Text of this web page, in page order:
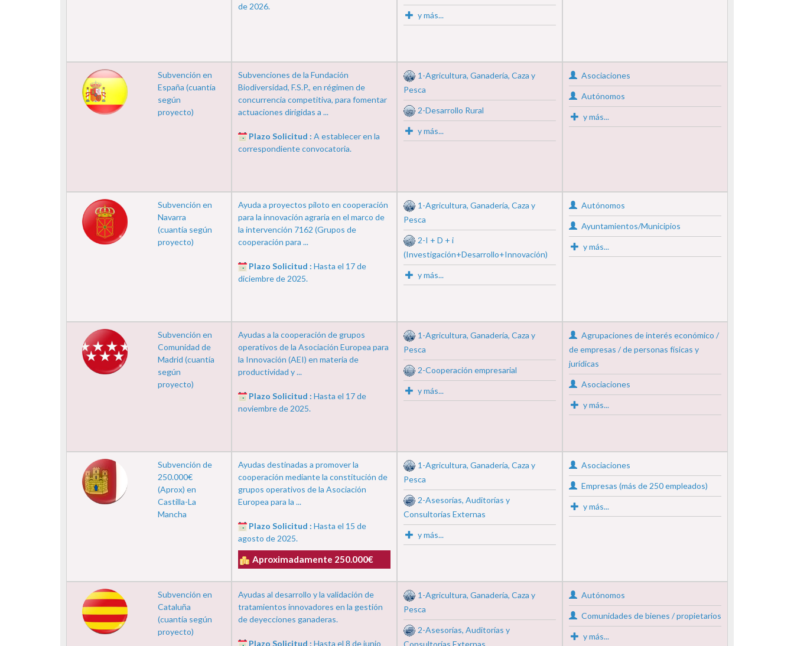
de 2026.
y más...
Subvención en
España (cuantía
según
proyecto)
Subvenciones de la Fundación
Biodiversidad, F.S.P., en régimen de
concurrencia competitiva, para fomentar
actuaciones dirigidas a ...
Plazo Solicitud : A establecer en la
correspondiente convocatoria.
1-Agricultura, Ganadería, Caza y
Pesca
2-Desarrollo Rural
y más...
Asociaciones
Autónomos
y más...
Subvención en
Navarra
(cuantía según
proyecto)
Ayuda a proyectos piloto en cooperación
para la innovación agraria en el marco de
la intervención 7162 (Grupos de
cooperación para ...
Plazo Solicitud : Hasta el 17 de
diciembre de 2025.
1-Agricultura, Ganadería, Caza y
Pesca
2-I + D + i
(Investigación+Desarrollo+Innovación)
y más...
Autónomos
Ayuntamientos/Municipios
y más...
Subvención en
Comunidad de
Madrid (cuantía
según
proyecto)
Ayudas a la cooperación de grupos
operativos de la Asociación Europea para
la Innovación (AEI) en materia de
productividad y ...
Plazo Solicitud : Hasta el 17 de
noviembre de 2025.
1-Agricultura, Ganadería, Caza y
Pesca
2-Cooperación empresarial
y más...
Agrupaciones de interés económico /
de empresas / de personas físicas y
jurídicas
Asociaciones
y más...
Subvención de
250.000€
(Aprox) en
Castilla-La
Mancha
Ayudas destinadas a promover la
cooperación mediante la constitución de
grupos operativos de la Asociación
Europea para la ...
Plazo Solicitud : Hasta el 15 de
agosto de 2025.
Aproximadamente 250.000€
1-Agricultura, Ganadería, Caza y
Pesca
2-Asesorías, Auditorías y
Consultorías Externas
y más...
Asociaciones
Empresas (más de 250 empleados)
y más...
Subvención en
Cataluña
(cuantía según
proyecto)
Ayudas al desarrollo y la validación de
tratamientos innovadores en la gestión
de deyecciones ganaderas.
Plazo Solicitud : Hasta el 8 de junio
1-Agricultura, Ganadería, Caza y
Pesca
2-Asesorías, Auditorías y
Consultorías Externas
Autónomos
Comunidades de bienes / propietarios
y más...